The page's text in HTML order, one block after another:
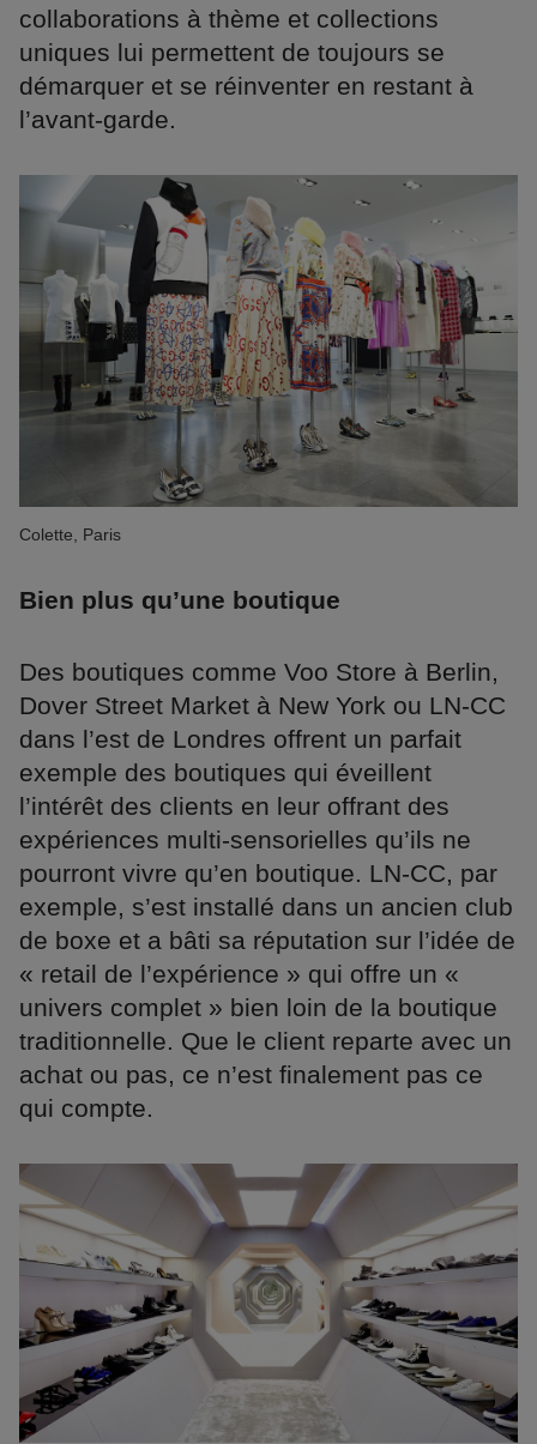
collaborations à thème et collections
uniques lui permettent de toujours se
démarquer et se réinventer en restant à
l’avant-garde.
Colette, Paris
Bien plus qu’une boutique
Des boutiques comme Voo Store à Berlin,
Dover Street Market à New York ou LN-CC
dans l’est de Londres offrent un parfait
exemple des boutiques qui éveillent
l’intérêt des clients en leur offrant des
expériences multi-sensorielles qu’ils ne
pourront vivre qu’en boutique. LN-CC, par
exemple, s’est installé dans un ancien club
de boxe et a bâti sa réputation sur l’idée de
« retail de l’expérience » qui offre un «
univers complet » bien loin de la boutique
traditionnelle. Que le client reparte avec un
achat ou pas, ce n’est finalement pas ce
qui compte.